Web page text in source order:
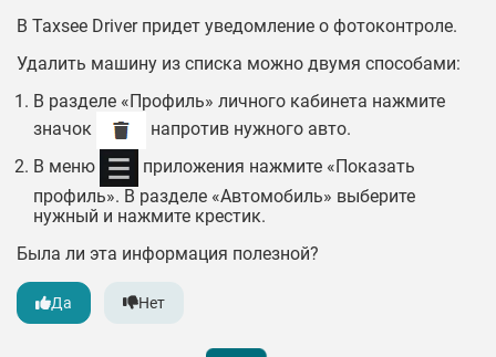
В Taxsee Driver придет уведомление о фотоконтроле.
Удалить машину из списка можно двумя способами:
В разделе «Профиль» личного кабинета нажмите
значок
напротив нужного авто.
В меню
приложения нажмите «Показать
профиль». В разделе «Автомобиль» выберите
нужный и нажмите крестик.
Была ли эта информация полезной?
Да Нет